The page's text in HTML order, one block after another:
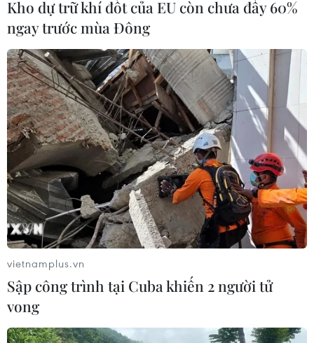
Kho dự trữ khí đốt của EU còn chưa đầy 60%
ngay trước mùa Đông
vietnamplus.vn
Sập công trình tại Cuba khiến 2 người tử
vong